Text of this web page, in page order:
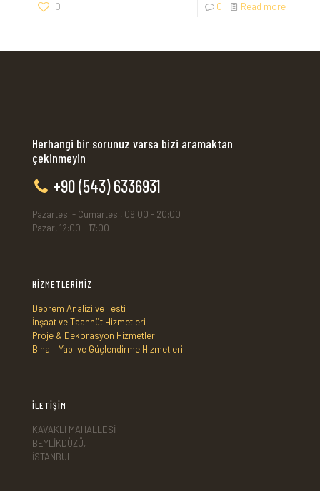
0 0 Read more
Herhangi bir sorunuz varsa bizi aramaktan
çekinmeyin
+90 (543) 6336931
Pazartesi - Cumartesi, 09:00 - 20:00
Pazar, 12:00 - 17:00
HİZMETLERİMİZ
Deprem Analizi ve Testi
İnşaat ve Taahhüt Hizmetleri
Proje & Dekorasyon Hizmetleri
Bina – Yapı ve Güçlendirme Hizmetleri
İLETİŞİM
KAVAKLI MAHALLESİ
BEYLİKDÜZÜ,
İSTANBUL